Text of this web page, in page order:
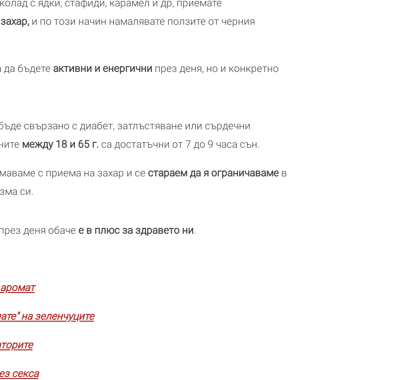
с ядки, стафиди, карамел и др, приемате
и по този начин намалявате ползите от черния
бъдете активни и енергични през деня, но и конкретно
свързано с диабет, затлъстяване или сърдечни
между 18 и 65 г. са достатъчни от 7 до 9 часа сън.
с приема на захар и се стараем да я ограничаваме в
си.
деня обаче е в плюс за здравето ни.
на зеленчуците
секса